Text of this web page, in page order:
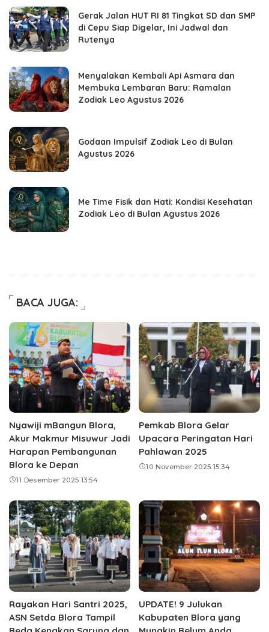
Gerak Jalan HUT RI 81 Tingkat SD dan SMP
di Cepu Siap Digelar, Ini Jadwal dan
Rutenya
Menyalakan Kembali Api Asmara dan
Membuka Lembaran Baru: Ramalan
Zodiak Leo Agustus 2026
Godaan Impulsif Zodiak Leo di Bulan
Agustus 2026
Me Time Fisik dan Hati: Kondisi Kesehatan
Zodiak Leo di Bulan Agustus 2026
BACA JUGA:
Nyawiji mBangun Blora,
Akur Makmur Misuwur Jadi
Harapan Pembangunan
Blora ke Depan
11 Desember 2025 13:54
Pemkab Blora Gelar
Upacara Peringatan Hari
Pahlawan 2025
10 November 2025 15:34
Rayakan Hari Santri 2025,
ASN Setda Blora Tampil
UPDATE! 9 Julukan
Kabupaten Blora yang